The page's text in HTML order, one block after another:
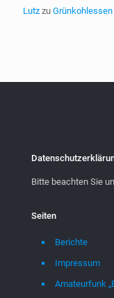
Lutz zu
Bitte beachten Sie
Seiten
Berichte
Impressum
Amateurfunk